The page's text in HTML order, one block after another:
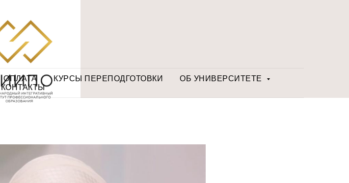
ОПЛАТА КУРСЫ ПЕРЕПОДГОТОВКИ
ОБ УНИВЕРСИТЕТЕ
КОНТАКТЫ